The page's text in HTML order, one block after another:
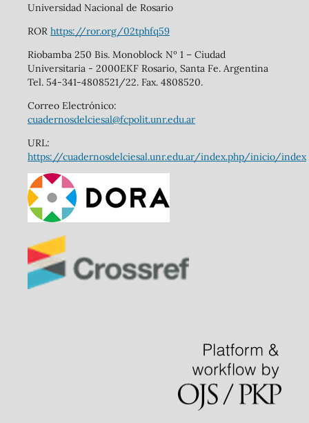
Universidad Nacional de Rosario
ROR https://ror.org/02tphfq59
Riobamba 250 Bis. Monoblock Nº 1 – Ciudad
Universitaria - 2000EKF Rosario, Santa Fe. Argentina
Tel. 54-341-4808521/22. Fax. 4808520.
Correo Electrónico:
cuadernosdelciesal@fcpolit.unr.edu.ar
URL:
https://cuadernosdelciesal.unr.edu.ar/index.php/inicio/index